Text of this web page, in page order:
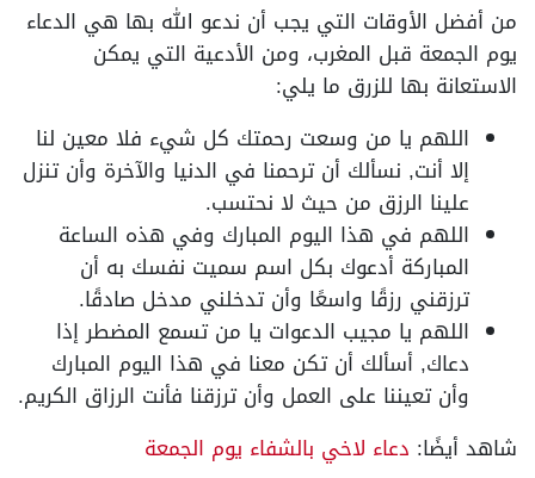
من أفضل الأوقات التي يجب أن ندعو الله بها هي الدعاء
يوم الجمعة قبل المغرب، ومن الأدعية التي يمكن
الاستعانة بها للزرق ما يلي:
اللهم يا من وسعت رحمتك كل شيء فلا معين لنا
إلا أنت, نسألك أن ترحمنا في الدنيا والآخرة وأن تنزل
علينا الرزق من حيث لا نحتسب.
اللهم في هذا اليوم المبارك وفي هذه الساعة
المباركة أدعوك بكل اسم سميت نفسك به أن
ترزقني رزقًا واسعًا وأن تدخلني مدخل صادقًا.
اللهم يا مجيب الدعوات يا من تسمع المضطر إذا
دعاك, أسألك أن تكن معنا في هذا اليوم المبارك
وأن تعيننا على العمل وأن ترزقنا فأنت الرزاق الكريم.
شاهد أيضًا: دعاء لاخي بالشفاء يوم الجمعة